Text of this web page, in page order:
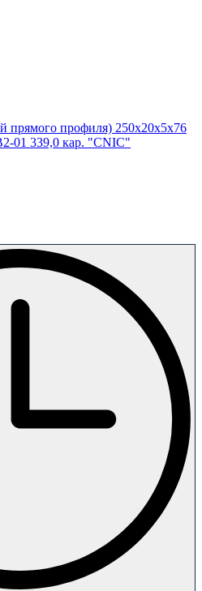
прямого профиля) 250х20х5х76
01 339,0 кар. "CNIC"